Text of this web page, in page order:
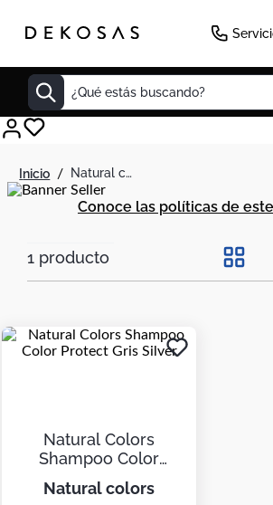
¿Qué estás buscando?
natural colors
Conoce las políticas de
1 producto
Natural Colors
Shampoo Color
Protect Gris Silver
natural colors
Decoracion
Sillas
Lamparas
Mesas Noche